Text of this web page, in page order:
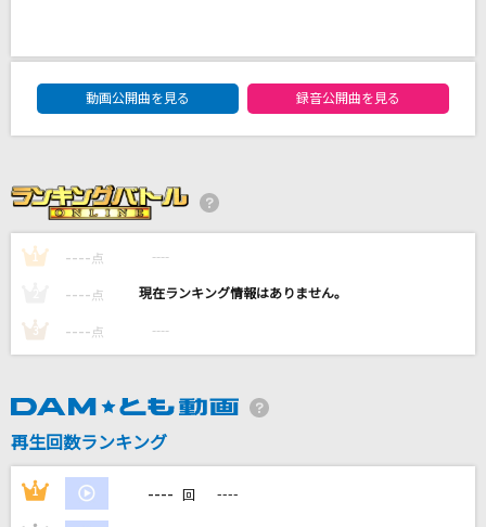
[生音]プルシアンブルーの肖像
GReeeeN
命に嫌われている
カンザキイオリ
闇に咲く花 ～The Catastrophe～
彩音
DAM★ともボーカルエントリーランキング
動画公開曲を見る
録音公開曲を見る
1 ---- 点 ----
---- 点 ----
3 ---- 点 ----
再生回数ランキング
1 ---- 回 ----